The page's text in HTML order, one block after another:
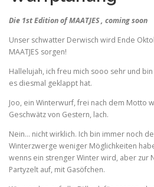
Die 1st Edition of MAATJES , coming soon
Unser schwatter Derwisch wird Ende
MAATJES sorgen!
Hallelujah, ich freu mich sooo sehr und
es diesmal geklappt hat.
Joo, ein Winterwurf, frei nach dem Motto
Geschwätz von Gestern, lach.
Nein… nicht wirklich. Ich bin immer noch
Winterzwerge weniger Möglichkeiten
wenns ein strenger Winter wird, aber zur
Partyzelt auf, mit Gasöfchen.